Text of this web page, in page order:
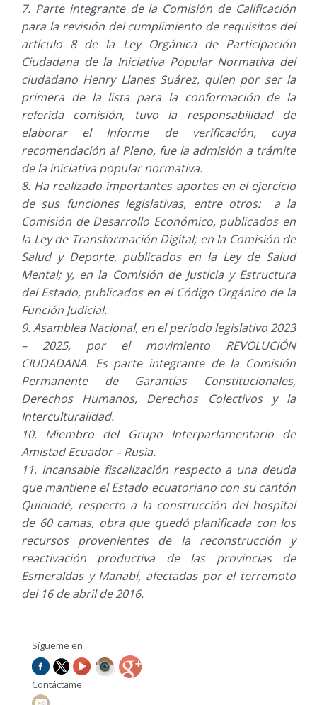
Parte integrante de la Comisión de Calificación
para la revisión del cumplimiento de requisitos del
artículo 8 de la Ley Orgánica de Participación
Ciudadana de la Iniciativa Popular Normativa del
ciudadano Henry Llanes Suárez, quien por ser la
primera de la lista para la conformación de la
referida comisión, tuvo la responsabilidad de
elaborar el Informe de verificación, cuya
recomendación al Pleno, fue la admisión a trámite
de la iniciativa popular normativa.
Ha realizado importantes aportes en el ejercicio
de sus funciones legislativas, entre otros: a la
Comisión de Desarrollo Económico, publicados en
la Ley de Transformación Digital; en la Comisión de
Salud y Deporte, publicados en la Ley de Salud
Mental; y, en la Comisión de Justicia y Estructura
del Estado, publicados en el Código Orgánico de la
Función Judicial.
Asamblea Nacional, en el período legislativo 2023
– 2025, por el movimiento REVOLUCIÓN
CIUDADANA. Es parte integrante de la Comisión
Permanente de Garantías Constitucionales,
Derechos Humanos, Derechos Colectivos y la
Interculturalidad.
Miembro del Grupo Interparlamentario de
Amistad Ecuador – Rusia.
Incansable fiscalización respecto a una deuda
que mantiene el Estado ecuatoriano con su cantón
Quinindé, respecto a la construcción del hospital
de 60 camas, obra que quedó planificada con los
recursos provenientes de la reconstrucción y
reactivación productiva de las provincias de
Esmeraldas y Manabí, afectadas por el terremoto
del 16 de abril de 2016.
Sígueme en
Contáctame